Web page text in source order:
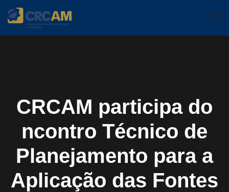
CRCAM participa do
ncontro Técnico de
Planejamento para a
Aplicação das Fontes